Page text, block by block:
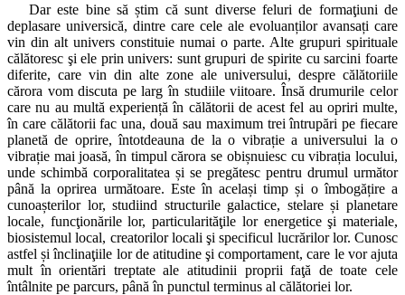
Dar este bine să știm că sunt diverse feluri de formaţiuni de
deplasare universică, dintre care cele ale evoluanților avansați care
vin din alt univers constituie numai o parte. Alte grupuri spirituale
călătoresc şi ele prin univers: sunt grupuri de spirite cu sarcini foarte
diferite, care vin din alte zone ale universului, despre călătoriile
cărora vom discuta pe larg în studiile viitoare. Însă drumurile celor
care nu au multă experiență în călătorii de acest fel au opriri multe,
în care călătorii fac una, două sau maximum trei întrupări pe fiecare
planetă de oprire, întotdeauna de la o vibrație a universului la o
vibrație mai joasă, în timpul cărora se obișnuiesc cu vibrația locului,
unde schimbă corporalitatea și se pregătesc pentru drumul următor
până la oprirea următoare. Este în același timp și o îmbogățire a
cunoașterilor lor, studiind structurile galactice, stelare și planetare
locale, funcţionările lor, particularităţile lor energetice şi materiale,
biosistemul local, creatorilor locali şi specificul lucrărilor lor. Cunosc
astfel și înclinaţiile lor de atitudine şi comportament, care le vor ajuta
mult în orientări treptate ale atitudinii proprii faţă de toate cele
întâlnite pe parcurs, până în punctul terminus al călătoriei lor.